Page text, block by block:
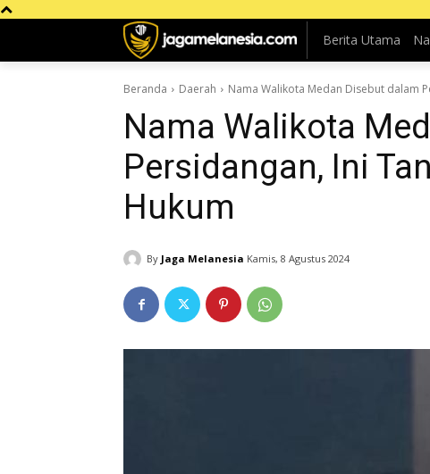
Berita Utama
Beranda Daerah Nama Walikota Medan Disebut dalam
Nama Walikota
Persidangan, Ini
Hukum
By Jaga Melanesia Kamis, 8 Agustus 2024